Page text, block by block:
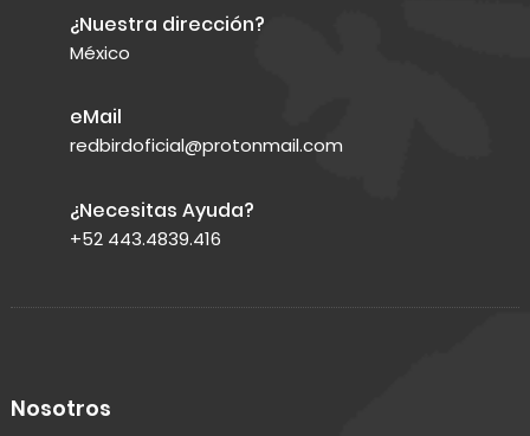
¿Nuestra dirección?
México
eMail
redbirdoficial@protonmail.com
¿Necesitas Ayuda?
+52 443.4839.416
Nosotros